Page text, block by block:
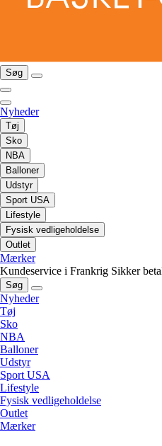
Søg
Nyheder
Tøj
Sko
NBA
Balloner
Udstyr
Sport USA
Lifestyle
Fysisk vedligeholdelse
Outlet
Mærker
Kundeservice i Frankrig Sikker
Søg
Nyheder
Tøj
Sko
NBA
Balloner
Udstyr
Sport USA
Lifestyle
Fysisk vedligeholdelse
Outlet
Mærker